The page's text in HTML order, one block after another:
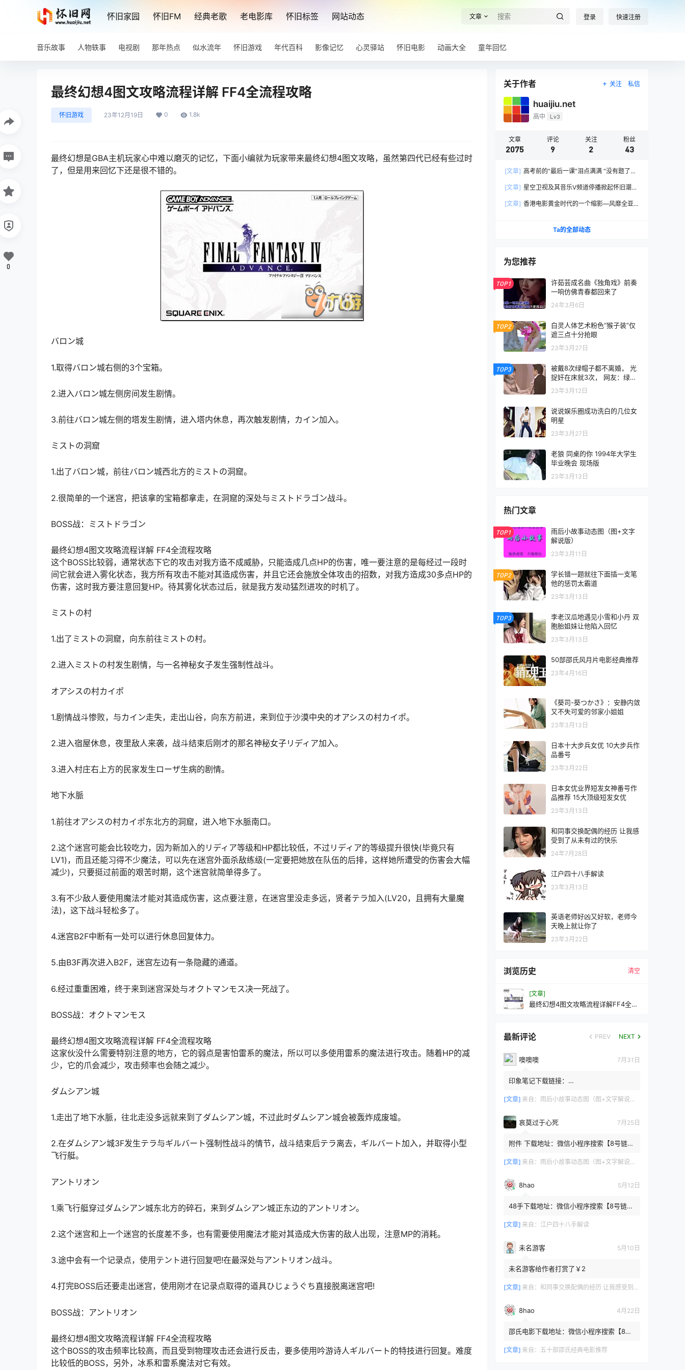
怀旧家园 怀旧FM 经典老歌 老电影库 怀旧标签 网站动态 文章 登录 快速注册
音乐故事 人物轶事 电视剧 那年热点 似水流年 怀旧游戏 年代百科 影像记忆 心灵驿站 怀旧电影 动画大全 童年回忆
最终幻想4图文攻略流程详解 FF4全流程攻略
怀旧游戏 23年12月19日 0 1.8k
最终幻想是GBA主机玩家心中难以磨灭的记忆，下面小编就为玩家带来最终幻想4图文攻略，虽然第四代已经有些过时
了，但是用来回忆下还是很不错的。
バロン城
1.取得バロン城右侧的3个宝箱。
2.进入バロン城左侧房间发生剧情。
3.前往バロン城左侧的塔发生剧情，进入塔内休息，再次触发剧情，カイン加入。
ミストの洞窟
1.出了バロン城，前往バロン城西北方的ミストの洞窟。
2.很简单的一个迷宫，把该拿的宝箱都拿走，在洞窟的深处与ミストドラゴン战斗。
BOSS战：ミストドラゴン
最终幻想4图文攻略流程详解 FF4全流程攻略
这个BOSS比较弱，通常状态下它的攻击对我方造不成威胁，只能造成几点HP的伤害，唯一要注意的是每经过一段时
间它就会进入雾化状态，我方所有攻击不能对其造成伤害，并且它还会施放全体攻击的招数，对我方造成30多点HP的
伤害，这时我方要注意回复HP。待其雾化状态过后，就是我方发动猛烈进攻的时机了。
ミストの村
1.出了ミストの洞窟，向东前往ミストの村。
2.进入ミストの村发生剧情，与一名神秘女子发生强制性战斗。
オアシスの村カイポ
1.剧情战斗惨败，与カイン走失，走出山谷，向东方前进，来到位于沙漠中央的オアシスの村カイポ。
2.进入宿屋休息，夜里敌人来袭，战斗结束后刚才的那名神秘女子リディア加入。
3.进入村庄右上方的民家发生ローザ生病的剧情。
地下水脈
1.前往オアシスの村カイポ东北方的洞窟，进入地下水脈南口。
2.这个迷宫可能会比较吃力，因为新加入的リディア等级和HP都比较低，不过リディア的等级提升很快(毕竟只有
LV1)，而且还能习得不少魔法，可以先在迷宫外面杀敌练级(一定要把她放在队伍的后排，这样她所遭受的伤害会大幅
减少)，只要挺过前面的艰苦时期，这个迷宫就简单得多了。
3.有不少敌人要使用魔法才能对其造成伤害，这点要注意，在迷宫里没走多远，贤者テラ加入(LV20，且拥有大量魔
法)，这下战斗轻松多了。
4.迷宫B2F中断有一处可以进行休息回复体力。
5.由B3F再次进入B2F，迷宫左边有一条隐藏的通道。
6.经过重重困难，终于来到迷宫深处与オクトマンモス决一死战了。
BOSS战：オクトマンモス
最终幻想4图文攻略流程详解 FF4全流程攻略
这家伙没什么需要特别注意的地方，它的弱点是害怕雷系的魔法，所以可以多使用雷系的魔法进行攻击。随着HP的减
少，它的爪会减少，攻击频率也会随之减少。
ダムシアン城
1.走出了地下水脈，往北走没多远就来到了ダムシアン城，不过此时ダムシアン城会被轰炸成废墟。
2.在ダムシアン城3F发生テラ与ギルバート强制性战斗的情节，战斗结束后テラ离去，ギルバート加入，并取得小型
飞行艇。
アントリオン
1.乘飞行艇穿过ダムシアン城东北方的碎石，来到ダムシアン城正东边的アントリオン。
2.这个迷宫和上一个迷宫的长度差不多，也有需要使用魔法才能对其造成大伤害的敌人出现，注意MP的消耗。
3.途中会有一个记录点，使用テント进行回复吧!在最深处与アントリオン战斗。
4.打完BOSS后还要走出迷宫，使用刚才在记录点取得的道具ひじょうぐち直接脱离迷宫吧!
BOSS战：アントリオン
最终幻想4图文攻略流程详解 FF4全流程攻略
这个BOSS的攻击频率比较高，而且受到物理攻击还会进行反击，要多使用吟游诗人ギルバート的特技进行回复。难度
比较低的BOSS，另外，冰系和雷系魔法对它有效。
0
关于作者 关注 私信
huaijiu.net
高中 Lv3
文章
2075
评论
9
关注
2
粉丝
43
[文章] 高考前的“最后一课”泪点满满 “没有题了，
高考！
[文章] 星空卫视及其音乐V频道停播掀起怀旧潮，
[文章] 香港电影黄金时代的一个缩影—风靡全亚
Ta的全部动态
为您推荐
TOP1
许茹芸成名曲《独角戏》前奏
一响仿佛青春都回来了
24年3月6日
TOP2
白灵人体艺术粉色“猴子装”仅
遮三点十分抢眼
23年3月27日
TOP3
被戴8次绿帽子都不离婚， 光
捉奸在床就3次， 网友：绿帽
奥特曼
23年3月12日
说说娱乐圈成功洗白的几位女
明星
23年3月27日
老狼 同桌的你 1994年大学生
毕业晚会 现场版
23年3月13日
热门文章
TOP1
雨后小故事动态图（图+文字
解说版）
23年3月11日
TOP2
学长错一题就往下面插一支笔
他的惩罚太霸道
23年3月13日
TOP3
李老汉瓜地遇见小雪和小丹 双
胞胎姐妹让他陷入回忆
23年3月13日
50部邵氏风月片电影经典推荐
23年4月16日
《葵司-葵つかさ》：安静内敛
又不失可爱的邻家小姐姐
23年3月13日
日本十大步兵女优 10大步兵作
品番号
23年3月22日
日本女优业界短发女神番号作
品推荐 15大顶级短发女优
23年3月13日
和同事交换配偶的经历 让我感
受到了从未有过的快乐
24年7月28日
江户四十八手解读
23年3月13日
英语老师好凶又好软，老师今
天晚上就让你了
23年3月22日
浏览历史 清空
[文章]
最终幻想4图文攻略流程详解FF4全流
最新评论 PREV NEXT
噢噢噢 7月31日
印象笔记下载链接：
[文章] 来自： 雨后小故事动态图（图+文字解说版）
哀莫过于心死 7月25日
附件 下载地址：微信小程序搜索【8号链
或保存下方二维码微信里...
[文章] 来自： 雨后小故事动态图（图+文字解说版）
8hao 5月12日
48手下载地址：微信小程序搜索【8号链
或保存下方二维码微信里识别
[文章] 来自： 江户四十八手解读
未名游客 5月10日
未名游客给作者打赏了￥2
[文章] 来自： 和同事交换配偶的经历 让我感受到了从未有过的快乐
8hao 4月22日
邵氏电影下载地址：微信小程序搜索【8号
令或保存下方二维码微...
[文章] 来自： 五十部邵氏经典电影推荐